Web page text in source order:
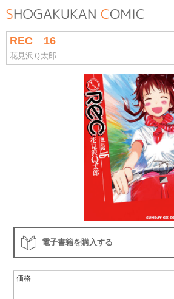
REC 16
花見沢Ｑ太郎
電子書籍を購入する
価格